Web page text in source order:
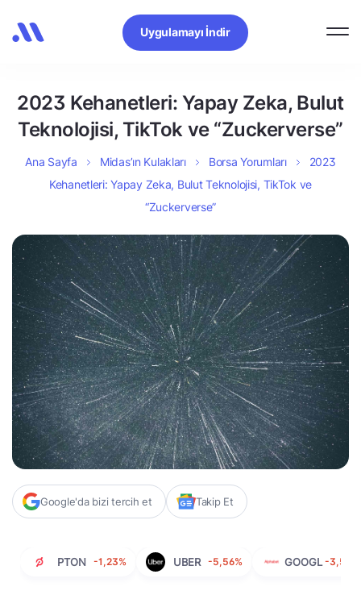
Uygulamayı İndir
2023 Kehanetleri: Yapay Zeka, Bulut
Teknolojisi, TikTok ve “Zuckerverse”
Ana Sayfa Midas’ın Kulakları Borsa Yorumları
2023
Kehanetleri: Yapay Zeka, Bulut Teknolojisi, TikTok ve
“Zuckerverse”
Google'da bizi tercih et Takip Et
PTON -1,23% UBER -5,56% GOOGL -3,51%